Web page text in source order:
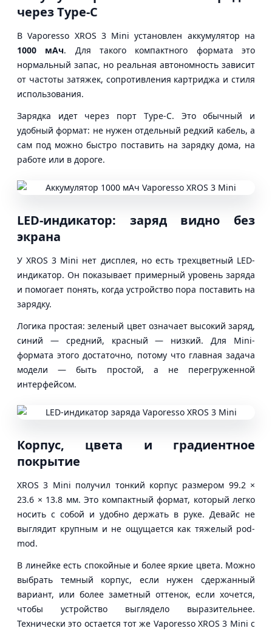
через Type-C
В Vaporesso XROS 3 Mini установлен аккумулятор на
1000 мАч. Для такого компактного формата это
нормальный запас, но реальная автономность зависит
от частоты затяжек, сопротивления картриджа и стиля
использования.
Зарядка идет через порт Type-C. Это обычный и
удобный формат: не нужен отдельный редкий кабель, а
сам под можно быстро поставить на зарядку дома, на
работе или в дороге.
LED-индикатор: заряд видно без
экрана
У XROS 3 Mini нет дисплея, но есть трехцветный LED-
индикатор. Он показывает примерный уровень заряда
и помогает понять, когда устройство пора поставить на
зарядку.
Логика простая: зеленый цвет означает высокий заряд,
синий — средний, красный — низкий. Для Mini-
формата этого достаточно, потому что главная задача
модели — быть простой, а не перегруженной
интерфейсом.
Корпус, цвета и градиентное
покрытие
XROS 3 Mini получил тонкий корпус размером 99.2 ×
23.6 × 13.8 мм. Это компактный формат, который легко
носить с собой и удобно держать в руке. Девайс не
выглядит крупным и не ощущается как тяжелый pod-
mod.
В линейке есть спокойные и более яркие цвета. Можно
выбрать темный корпус, если нужен сдержанный
вариант, или более заметный оттенок, если хочется,
чтобы устройство выглядело выразительнее.
Технически это остается тот же Vaporesso XROS 3 Mini с